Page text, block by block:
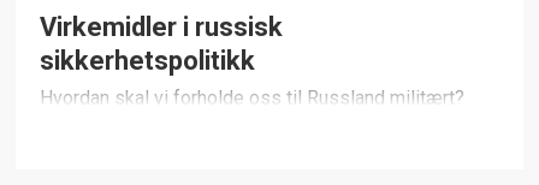
Virkemidler i russisk
sikkerhetspolitikk
Hvordan skal vi forholde oss til Russland militært?